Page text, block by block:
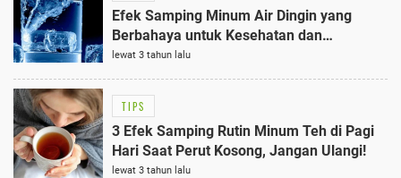
Efek Samping Minum Air Dingin yang
Berbahaya untuk Kesehatan dan
Manfaatnya
lewat 3 tahun lalu
TIPS
3 Efek Samping Rutin Minum Teh di Pagi
Hari Saat Perut Kosong, Jangan Ulangi!
lewat 3 tahun lalu